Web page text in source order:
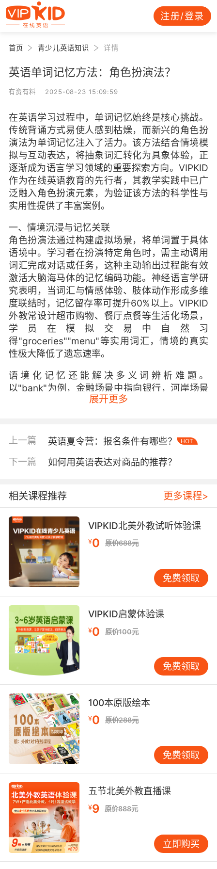
注册/登录
首页 青少儿英语知识 详情
英语单词记忆方法：角色扮演法？
有资有料 2025-08-23 15:09:59
在英语学习过程中，单词记忆始终是核心挑战。
传统背诵方式易使人感到枯燥，而新兴的角色扮
演法为单词记忆注入了活力。该方法结合情境模
拟与互动表达，将抽象词汇转化为具象体验，正
逐渐成为语言学习领域的重要探索方向。VIPKID
作为在线英语教育的先行者，其教学实践中已广
泛融入角色扮演元素，为验证该方法的科学性与
实用性提供了丰富案例。
一、情境沉浸与记忆关联
角色扮演法通过构建虚拟场景，将单词置于具体
语境中。学习者在扮演特定角色时，需主动调用
词汇完成对话或任务，这种主动输出过程能有效
激活大脑海马体的记忆编码功能。神经语言学研
究表明，当词汇与情感体验、肢体动作形成多维
度联结时，记忆留存率可提升60%以上。VIPKID
外教常设计超市购物、餐厅点餐等生活化场景，
学员在模拟交易中自然习
得"groceries""menu"等实用词汇，情境的真实
性极大降低了遗忘速率。
语境化记忆还能解决多义词辨析难题。
以"bank"为例，金融场景中指向银行，河岸场景
中则为河堤。VIPKID教师通过设计"理财顾
理解，更培养了学习者的语境意识，使其在未来
构成记忆强化的关键。当学员在对话中误
用"delicious"形容景色时，外教通过角色身份自
然纠正："作为美食评论家，这个形容词更适合描
述菜肴"。这种嵌入式纠错既维护了学习者自尊，
又精准定位记忆盲区。VIPKID的课堂数据显示，
采用角色扮演纠错法的学习者，词汇改正准确率
比传统教学高出37%。
群体性角色扮演创造的同伴压力亦能激发记忆潜
能。在VIPKID的小组课程中，学员需共同完成"机
场通关"情景剧，每个角色都承担着推动剧情的词
汇任务。这种协作模式促使学习者主动查阅生
词，以避免因个人失误影响整体表现。教育心理
学研究证实，当记忆行为与集体荣誉关联时，信
息保持时间可延长40%。
三、角色多样性拓展词汇
不同角色身份对应差异化的词汇体系，为学习者
提供了渐进式输入路径。VIPKID的课程体系中，
初级学员从"动物园管理员"角色接触动物类词
汇，进阶者则通过"联合国外交官"角色掌握国际
事务术语。这种阶梯式角色设计符合克拉申输入
跨文化角色转换更能培养词汇的深度理解。当中
国学员扮演"美国校园导游"时，不仅需要记
忆"dormitory""registration"等校园词汇，还需
理解这些词汇承载的文化内涵。VIPKID的文化浸
润式教学发现，经过角色扮演的学员在遇
到"drama club"等文化特定词汇时，猜测准确率
展开更多
上一篇 英语夏令营：报名条件有哪些？ HOT
下一篇 如何用英语表达对商品的推荐？
相关课程推荐 更多课程>
VIPKID北美外教试听体验课
¥0 原价688元
免费领取
VIPKID启蒙体验课
¥0 原价100元
免费领取
100本原版绘本
¥0 原价288元
免费领取
五节北美外教直播课
¥9 原价888元
立即购买